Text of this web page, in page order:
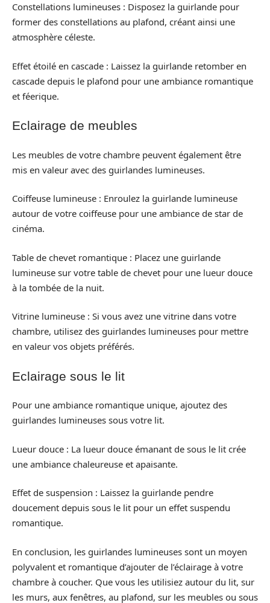
Constellations lumineuses : Disposez la guirlande pour
former des constellations au plafond, créant ainsi une
atmosphère céleste.
Effet étoilé en cascade : Laissez la guirlande retomber en
cascade depuis le plafond pour une ambiance romantique
et féerique.
Eclairage de meubles
Les meubles de votre chambre peuvent également être
mis en valeur avec des guirlandes lumineuses.
Coiffeuse lumineuse : Enroulez la guirlande lumineuse
autour de votre coiffeuse pour une ambiance de star de
cinéma.
Table de chevet romantique : Placez une guirlande
lumineuse sur votre table de chevet pour une lueur douce
à la tombée de la nuit.
Vitrine lumineuse : Si vous avez une vitrine dans votre
chambre, utilisez des guirlandes lumineuses pour mettre
en valeur vos objets préférés.
Eclairage sous le lit
Pour une ambiance romantique unique, ajoutez des
guirlandes lumineuses sous votre lit.
Lueur douce : La lueur douce émanant de sous le lit crée
une ambiance chaleureuse et apaisante.
Effet de suspension : Laissez la guirlande pendre
doucement depuis sous le lit pour un effet suspendu
romantique.
En conclusion, les guirlandes lumineuses sont un moyen
polyvalent et romantique d’ajouter de l’éclairage à votre
chambre à coucher. Que vous les utilisiez autour du lit, sur
les murs, aux fenêtres, au plafond, sur les meubles ou sous